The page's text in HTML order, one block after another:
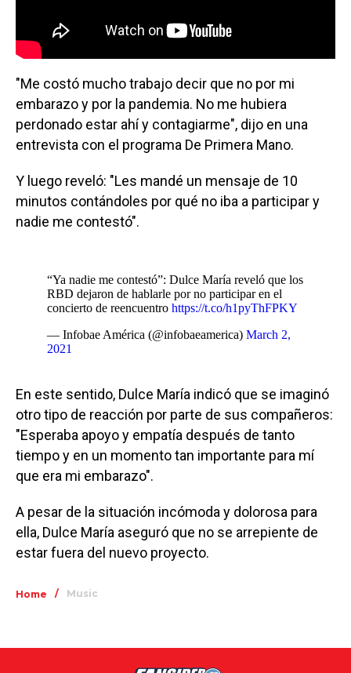
"Me costó mucho trabajo decir que no por mi
embarazo y por la pandemia. No me hubiera
perdonado estar ahí y contagiarme", dijo en una
entrevista con el programa De Primera Mano.
Y luego reveló: "Les mandé un mensaje de 10
minutos contándoles por qué no iba a participar y
nadie me contestó".
“Ya nadie me contestó”: Dulce María reveló que los
RBD dejaron de hablarle por no participar en el
concierto de reencuentro https://t.co/h1pyThFPKY
— Infobae América (@infobaeamerica) March 2,
2021
En este sentido, Dulce María indicó que se imaginó
otro tipo de reacción por parte de sus compañeros:
"Esperaba apoyo y empatía después de tanto
tiempo y en un momento tan importante para mí
que era mi embarazo".
A pesar de la situación incómoda y dolorosa para
ella, Dulce María aseguró que no se arrepiente de
estar fuera del nuevo proyecto.
Home / Music